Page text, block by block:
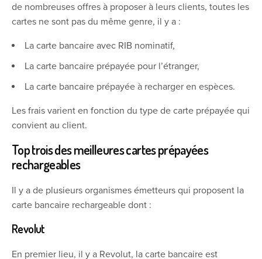
de nombreuses offres à proposer à leurs clients, toutes les
cartes ne sont pas du même genre, il y a :
La carte bancaire avec RIB nominatif,
La carte bancaire prépayée pour l’étranger,
La carte bancaire prépayée à recharger en espèces.
Les frais varient en fonction du type de carte prépayée qui
convient au client.
Top trois des meilleures cartes prépayées
rechargeables
Il y a de plusieurs organismes émetteurs qui proposent la
carte bancaire rechargeable dont :
Revolut
En premier lieu, il y a Revolut, la carte bancaire est